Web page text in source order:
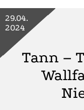
Tann –
29.04.
2024